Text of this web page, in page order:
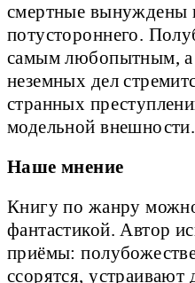
смертные вынуждены
потустороннего.
самым любопытным, а
неземных дел
странных
модельной внешности.
Наше мнение
Книгу по жанру можно
фантастикой. Автор
приёмы:
ссорятся, устраивают